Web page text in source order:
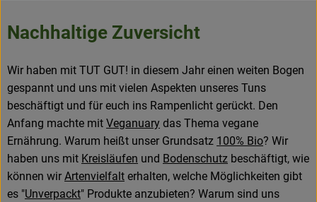
Angebote & Neues
Naturwaren
Vorratskammer
Getränke
Jobkiste
Nachhaltige Zuversicht
Wir haben mit TUT GUT! in diesem Jahr einen weiten Bogen
gespannt und uns mit vielen Aspekten unseres Tuns
beschäftigt und für euch ins Rampenlicht gerückt. Den
Anfang machte mit Veganuary das Thema vegane
Ernährung. Warum heißt unser Grundsatz 100% Bio? Wir
haben uns mit Kreisläufen und Bodenschutz beschäftigt, wie
können wir Artenvielfalt erhalten, welche Möglichkeiten gibt
es "Unverpackt" Produkte anzubieten? Warum sind uns